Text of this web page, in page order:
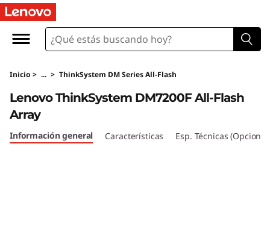
M
Inicio > ... > ThinkSystem DM Series All-Flash
Lenovo ThinkSystem DM7200F All-Flash
Array
Información general Características Esp. Técnicas